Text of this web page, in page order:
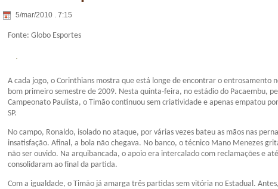
5/mar/2010 . 7:15
Fonte: Globo Esportes
A cada jogo, o Corinthians mostra que está longe de encontrar o entrosamento
bom primeiro semestre de 2009. Nesta quinta-feira, no estádio do Pacaembu,
Campeonato Paulista, o Timão continuou sem criatividade e apenas empatou
SP.
No campo, Ronaldo, isolado no ataque, por várias vezes bateu as mãos nas
insatisfação. Afinal, a bola não chegava. No banco, o técnico Mano Menezes
não ser ouvido. Na arquibancada, o apoio era intercalado com reclamações e
consolidaram ao final da partida.
Com a igualdade, o Timão já amarga três partidas sem vitória no Estadual.